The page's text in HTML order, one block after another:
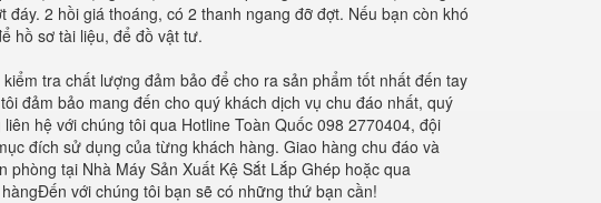
2 hồi giá thoáng, có 2 thanh ngang đỡ đợt. Nếu bạn còn khó
hồ sơ tài liệu, để đồ vật tư.
tra chất lượng đảm bảo để cho ra sản phẩm tốt nhất đến tay
đảm bảo mang đến cho quý khách dịch vụ chu đáo nhất, quý
hệ với chúng tôi qua Hotline Toàn Quốc 098 2770404, đội
đích sử dụng của từng khách hàng. Giao hàng chu đáo và
tại Nhà Máy Sản Xuất Kệ Sắt Lắp Ghép hoặc qua
với chúng tôi bạn sẽ có những thứ bạn cần!